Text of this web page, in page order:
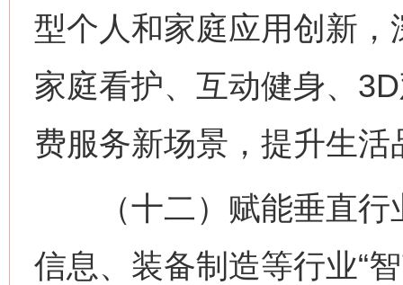
型个人和家庭应用创新
家庭看护、互动健身、
费服务新场景，提升生活
（十二）赋能垂直行
信息、装备制造等行业“